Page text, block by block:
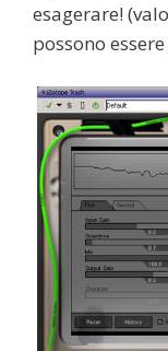
esagerare!
possono